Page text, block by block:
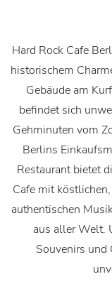
Hard Rock Cafe
historischem
Gebäude am
befindet sich
Gehminuten vom
Berlins
Restaurant bietet
Cafe mit
authentischen
aus aller Welt.
Souvenirs und